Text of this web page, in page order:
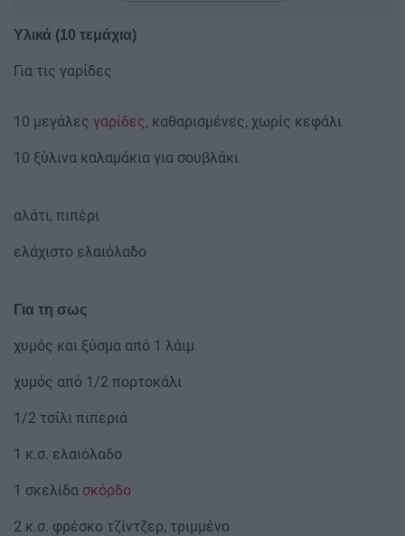
Υλικά (10 τεμάχια)
Για τις γαρίδες
10 μεγάλες γαρίδες, καθαρισμένες, χωρίς κεφάλι
10 ξύλινα καλαμάκια για σουβλάκι
αλάτι, πιπέρι
ελάχιστο ελαιόλαδο
Για τη σως
χυμός και ξύσμα από 1 λάιμ
χυμός από 1/2 πορτοκάλι
1/2 τσίλι πιπεριά
1 κ.σ. ελαιόλαδο
1 σκελίδα σκόρδο
2 κ.σ. φρέσκο τζίντζερ, τριμμένο